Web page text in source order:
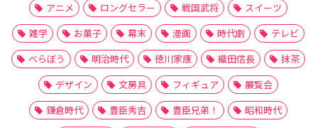
アニメ
ロングセラー 戦国武将
スイーツ
雑学
お菓子 幕末 漫画 時代劇
テレビ
べらぼう
明治時代 徳川家康 織田信長
抹茶
デザイン
文房具 フィギュア
展覧会
鎌倉時代
豊臣秀吉 豊臣兄弟！
昭和時代